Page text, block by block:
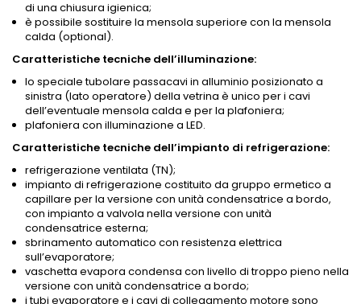
di una chiusura igienica;
è possibile sostituire la mensola superiore con la mensola
calda (optional).
Caratteristiche tecniche dell’illuminazione:
lo speciale tubolare passacavi in alluminio posizionato a
sinistra (lato operatore) della vetrina è unico per i cavi
dell’eventuale mensola calda e per la plafoniera;
plafoniera con illuminazione a LED.
Caratteristiche tecniche dell’impianto di refrigerazione:
refrigerazione ventilata (TN);
impianto di refrigerazione costituito da gruppo ermetico a
capillare per la versione con unità condensatrice a bordo,
con impianto a valvola nella versione con unità
condensatrice esterna;
sbrinamento automatico con resistenza elettrica
sull’evaporatore;
vaschetta evapora condensa con livello di troppo pieno nella
versione con unità condensatrice a bordo;
i tubi evaporatore e i cavi di collegamento motore sono